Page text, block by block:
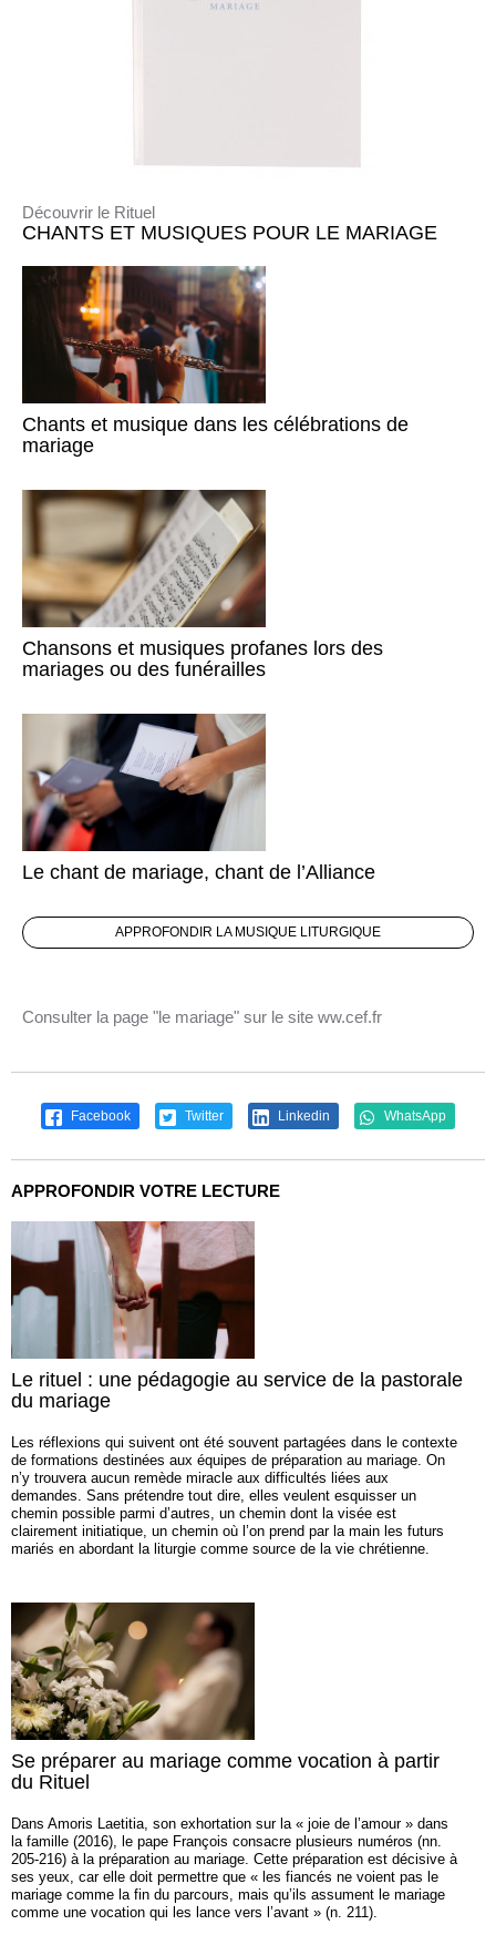
Découvrir le Rituel
CHANTS ET MUSIQUES POUR LE MARIAGE
Chants et musique dans les célébrations de
mariage
Chansons et musiques profanes lors des
mariages ou des funérailles
Le chant de mariage, chant de l’Alliance
APPROFONDIR LA MUSIQUE LITURGIQUE
Consulter la page "le mariage" sur le site ww.cef.fr
Facebook Twitter Linkedin WhatsApp
APPROFONDIR VOTRE LECTURE
Le rituel : une pédagogie au service de la pastorale
du mariage
Les réflexions qui suivent ont été souvent partagées dans le contexte
de formations destinées aux équipes de préparation au mariage. On
n’y trouvera aucun remède miracle aux difficultés liées aux
demandes. Sans prétendre tout dire, elles veulent esquisser un
chemin possible parmi d’autres, un chemin dont la visée est
clairement initiatique, un chemin où l’on prend par la main les futurs
mariés en abordant la liturgie comme source de la vie chrétienne.
Se préparer au mariage comme vocation à partir
du Rituel
Dans Amoris Laetitia, son exhortation sur la « joie de l’amour » dans
la famille (2016), le pape François consacre plusieurs numéros (nn.
205-216) à la préparation au mariage. Cette préparation est décisive à
ses yeux, car elle doit permettre que « les fiancés ne voient pas le
mariage comme la fin du parcours, mais qu’ils assument le mariage
comme une vocation qui les lance vers l’avant » (n. 211).